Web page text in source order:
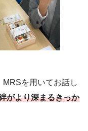
を用いてお話し
がより深まるきっか